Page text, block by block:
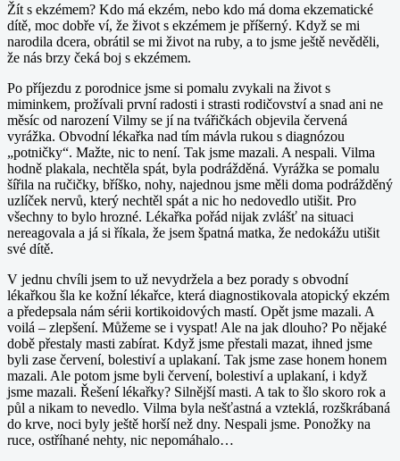
Žít s ekzémem? Kdo má ekzém, nebo kdo má doma ekzematické
dítě, moc dobře ví, že život s ekzémem je příšerný. Když se mi
narodila dcera, obrátil se mi život na ruby, a to jsme ještě nevěděli,
že nás brzy čeká boj s ekzémem.
Po příjezdu z porodnice jsme si pomalu zvykali na život s
miminkem, prožívali první radosti i strasti rodičovství a snad ani ne
měsíc od narození Vilmy se jí na tvářičkách objevila červená
vyrážka. Obvodní lékařka nad tím mávla rukou s diagnózou
„potničky“. Mažte, nic to není. Tak jsme mazali. A nespali. Vilma
hodně plakala, nechtěla spát, byla podrážděná. Vyrážka se pomalu
šířila na ručičky, bříško, nohy, najednou jsme měli doma podrážděný
uzlíček nervů, který nechtěl spát a nic ho nedovedlo utišit. Pro
všechny to bylo hrozné. Lékařka pořád nijak zvlášť na situaci
nereagovala a já si říkala, že jsem špatná matka, že nedokážu utišit
své dítě.
V jednu chvíli jsem to už nevydržela a bez porady s obvodní
lékařkou šla ke kožní lékařce, která diagnostikovala atopický ekzém
a předepsala nám sérii kortikoidových mastí. Opět jsme mazali. A
voilá – zlepšení. Můžeme se i vyspat! Ale na jak dlouho? Po nějaké
době přestaly masti zabírat. Když jsme přestali mazat, ihned jsme
byli zase červení, bolestiví a uplakaní. Tak jsme zase honem honem
mazali. Ale potom jsme byli červení, bolestiví a uplakaní, i když
jsme mazali. Řešení lékařky? Silnější masti. A tak to šlo skoro rok a
půl a nikam to nevedlo. Vilma byla nešťastná a vzteklá, rozškrábaná
do krve, noci byly ještě horší než dny. Nespali jsme. Ponožky na
ruce, ostříhané nehty, nic nepomáhalo…